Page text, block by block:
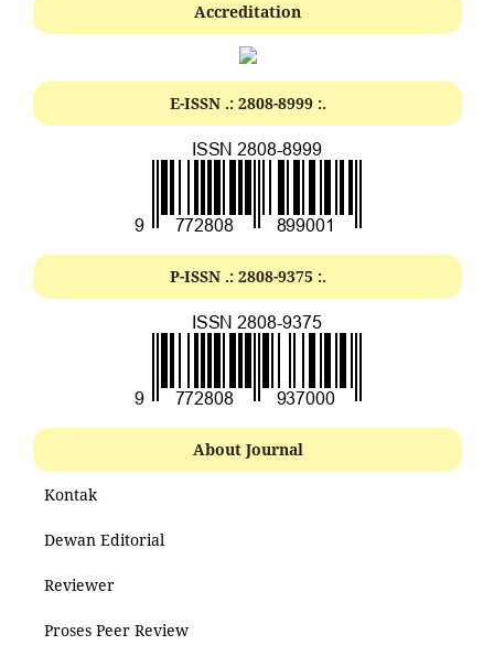
Accreditation
E-ISSN .: 2808-8999:.
P-ISSN .: 2808-9375 :.
About Journal
Kontak
Dewan Editorial
Reviewer
Proses Peer Review